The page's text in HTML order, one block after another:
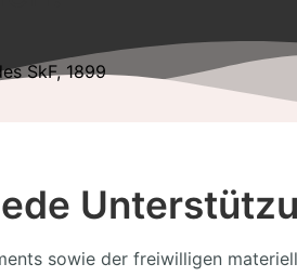
SkF, 1899
sowie der freiwilligen